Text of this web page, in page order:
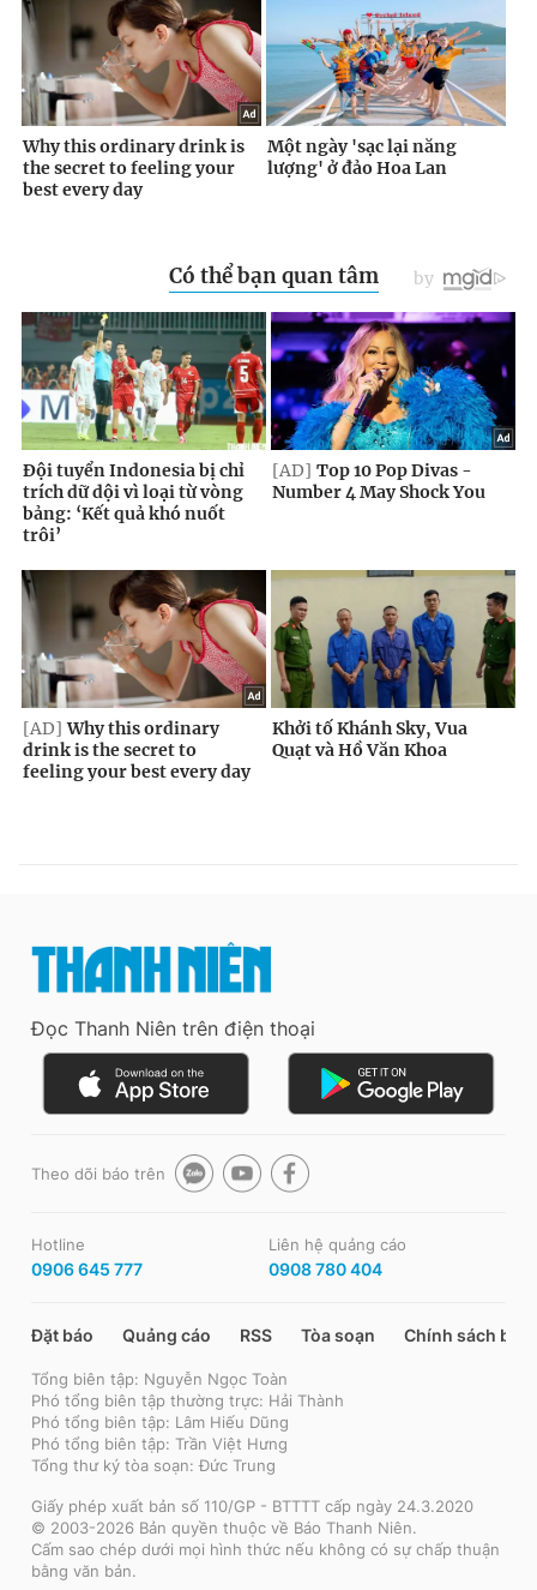
Đọc Thanh Niên trên điện thoại
Theo dõi báo trên
Hotline
0906 645 777
Liên hệ quảng cáo
0908 780 404
Đặt báo Quảng cáo RSS Tòa soạn Chính sách bảo
Tổng biên tập: Nguyễn Ngọc Toàn
Phó tổng biên tập thường trực: Hải Thành
Phó tổng biên tập: Lâm Hiếu Dũng
Phó tổng biên tập: Trần Việt Hưng
Tổng thư ký tòa soạn: Đức Trung
Giấy phép xuất bản số 110/GP - BTTTT cấp ngày 24.3.2020
© 2003-2026 Bản quyền thuộc về Báo Thanh Niên.
Cấm sao chép dưới mọi hình thức nếu không có sự chấp thuận
bằng văn bản.